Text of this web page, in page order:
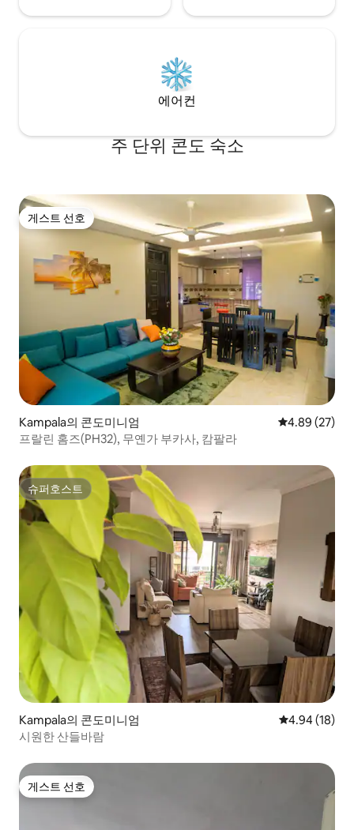
에어컨
주 단위 콘도 숙소
게스트 선호
게스트 선호
Kampala의 콘도미니엄 평점 4.89점(5
4.89 (27)
프랄린 홈즈(PH32), 무옌가 부카사, 캄팔라
슈퍼호스트
슈퍼호스트
Kampala의 콘도미니엄 평점 4.94점(5
4.94 (18)
시원한 산들바람
게스트 선호
게스트 선호